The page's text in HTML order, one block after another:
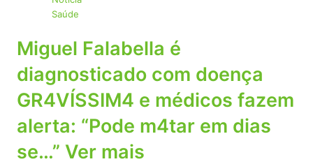
Saúde
Miguel Falabella é
diagnosticado com doença
GR4VÍSSIM4 e médicos fazem
alerta: “Pode m4tar em dias
se…” Ver mais